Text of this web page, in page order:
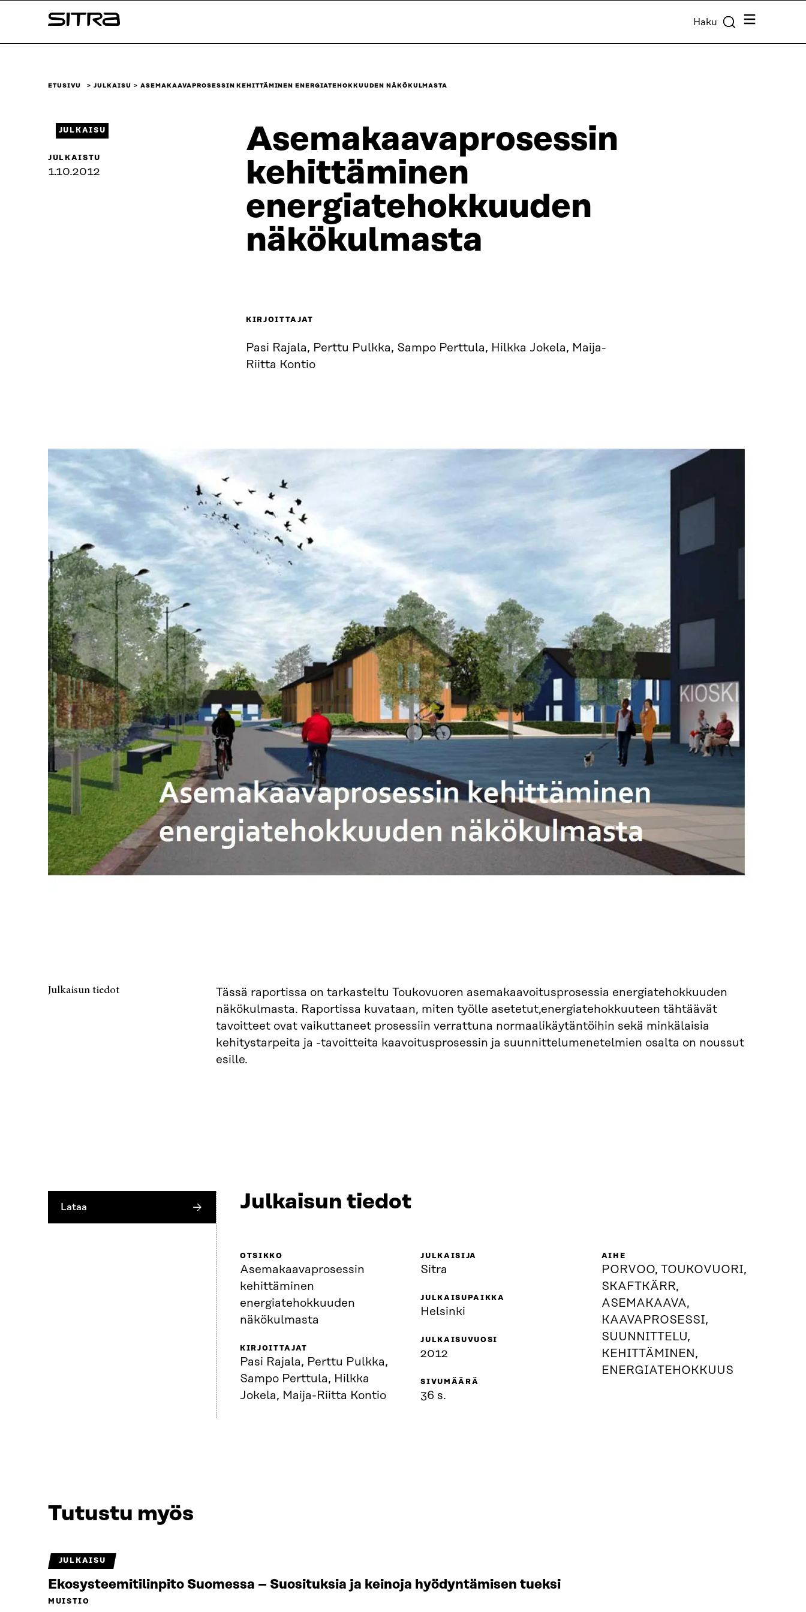
sisältöön
Sitra Haku Valikko
ETUSIVU JULKAISU ASEMAKAAVAPROSESSIN KEHITTÄMINEN ENERGIATEHOKKUUDEN NÄKÖKULMASTA
Asemakaavaprosessin
kehittäminen
energiatehokkuuden
näkökulmasta
JULKAISU
JULKAISTU
1.10.2012
KIRJOITTAJAT
Pasi Rajala, Perttu Pulkka, Sampo Perttula, Hilkka Jokela, Maija-
Riitta Kontio
Julkaisun tiedot
Tässä raportissa on tarkasteltu Toukovuoren asemakaavoitusprosessia energiatehokkuuden
näkökulmasta. Raportissa kuvataan, miten työlle asetetut,energiatehokkuuteen tähtäävät
tavoitteet ovat vaikuttaneet prosessiin verrattuna normaalikäytäntöihin sekä minkälaisia
kehitystarpeita ja -tavoitteita kaavoitusprosessin ja suunnittelumenetelmien osalta on noussut
esille.
Lataa Julkaisun tiedot
OTSIKKO
Asemakaavaprosessin
kehittäminen
energiatehokkuuden
näkökulmasta
KIRJOITTAJAT
Pasi Rajala, Perttu Pulkka,
Sampo Perttula, Hilkka
Jokela, Maija-Riitta Kontio
JULKAISIJA
Sitra
JULKAISUPAIKKA
Helsinki
JULKAISUVUOSI
2012
SIVUMÄÄRÄ
36 s.
AIHE
PORVOO, TOUKOVUORI,
SKAFTKÄRR,
ASEMAKAAVA,
KAAVAPROSESSI,
SUUNNITTELU,
KEHITTÄMINEN,
ENERGIATEHOKKUUS
Tutustu myös
JULKAISU
Ekosysteemitilinpito Suomessa – Suosituksia ja keinoja hyödyntämisen tueksi
MUISTIO